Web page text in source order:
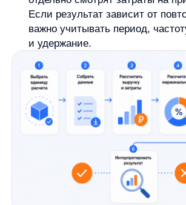
заказ может выглядеть выгодным до учета
привлечения и слабым после него.
Как интерпретировать
юнит-экономики
Положительная юнит-экономика означает,
на выбранном уровне доходы превышают
связанные с ним переменные расходы и,
уместно, затраты на привлечение. Это
сигнал, но не окончательный вывод
о прибыльности компании. Бизнес может
положительный результат на заказе и при
оставаться убыточным из-за постоянных
сезонности, возвратов, складских затрат